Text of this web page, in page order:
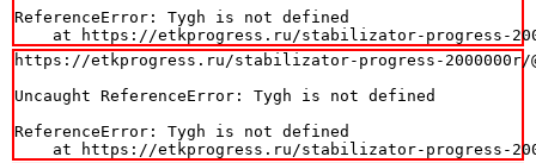
ReferenceError: Tygh is not defined
at https://etkprogress.ru/stabilizator-progress-
https://etkprogress.ru/stabilizator-progress-2000000r/
Uncaught ReferenceError: Tygh is not defined
ReferenceError: Tygh is not defined
at https://etkprogress.ru/stabilizator-progress-